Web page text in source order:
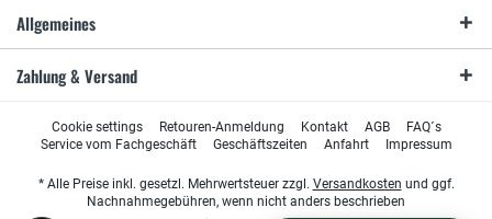
Allgemeines
Zahlung & Versand
Cookie settings Retouren-Anmeldung Kontakt AGB
FAQ´s
Service vom Fachgeschäft
Geschäftszeiten Anfahrt Impressum
* Alle Preise inkl. gesetzl. Mehrwertsteuer zzgl. Versandkosten und ggf.
Nachnahmegebühren, wenn nicht anders beschrieben